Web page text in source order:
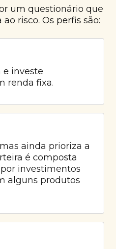
um questionário que
risco. Os perfis são:
e investe
renda fixa.
ainda prioriza a
é composta
investimentos
alguns produtos